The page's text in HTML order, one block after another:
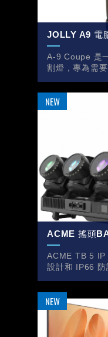
JOLLY A9 電
A-9 Coupe 是
割燈，專為需
ACME 搖頭
ACME TB 5 IP
設計和 IP66 防